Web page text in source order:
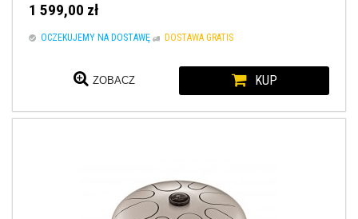
1 599,00 zł
OCZEKUJEMY NA DOSTAWĘ DOSTAWA GRATIS
ZOBACZ KUP